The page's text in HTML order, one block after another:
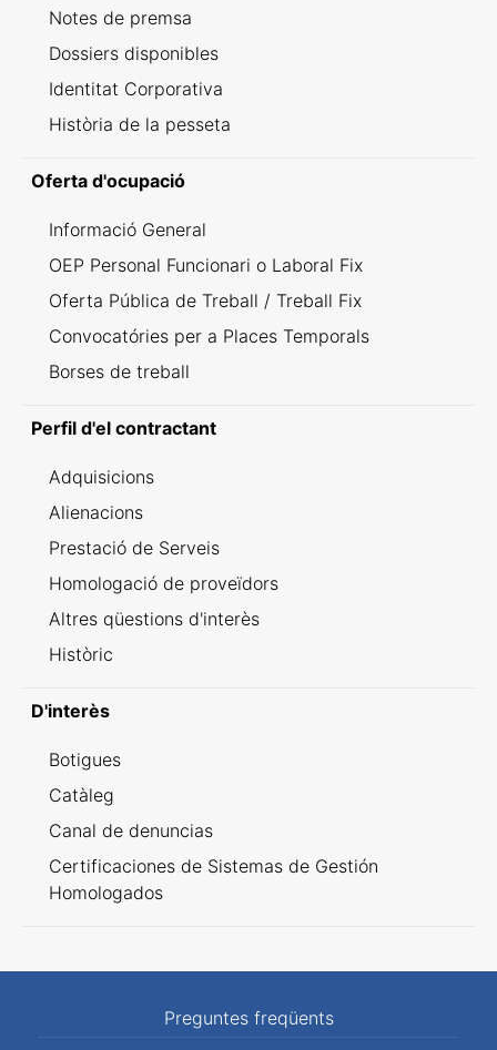
Notes de premsa
Dossiers disponibles
Identitat Corporativa
Història de la pesseta
Oferta d'ocupació
Informació General
OEP Personal Funcionari o Laboral Fix
Oferta Pública de Treball / Treball Fix
Convocatóries per a Places Temporals
Borses de treball
Perfil d'el contractant
Adquisicions
Alienacions
Prestació de Serveis
Homologació de proveïdors
Altres qüestions d'interès
Històric
D'interès
Botigues
Catàleg
Canal de denuncias
Certificaciones de Sistemas de Gestión
Homologados
Preguntes freqüents